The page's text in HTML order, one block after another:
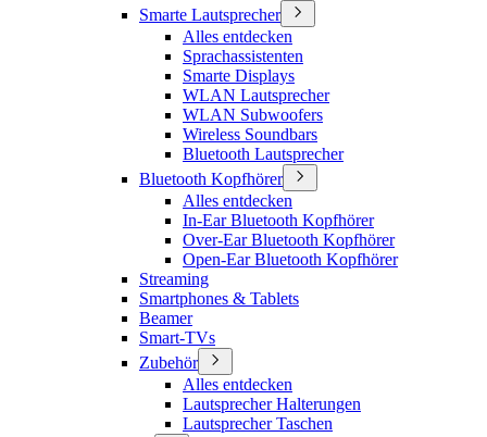
Smarte Lautsprecher
Alles entdecken
Sprachassistenten
Smarte Displays
WLAN Lautsprecher
WLAN Subwoofers
Wireless Soundbars
Bluetooth Lautsprecher
Bluetooth Kopfhörer
Alles entdecken
In-Ear Bluetooth Kopfhörer
Over-Ear Bluetooth Kopfhörer
Open-Ear Bluetooth Kopfhörer
Streaming
Smartphones & Tablets
Beamer
Smart-TVs
Zubehör
Alles entdecken
Lautsprecher Halterungen
Lautsprecher Taschen